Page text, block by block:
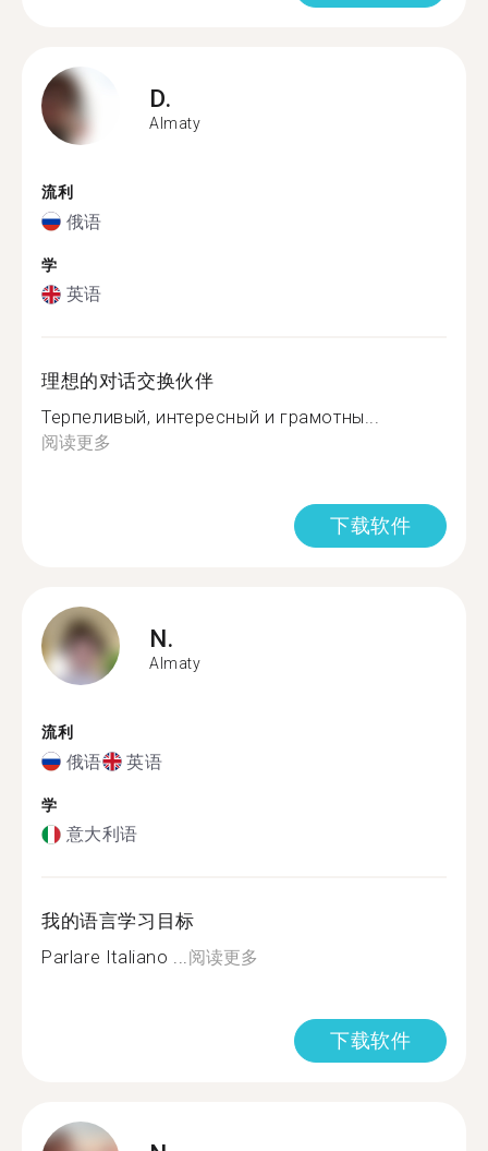
D.
Almaty
流利
俄语
学
英语
理想的对话交换伙伴
Терпеливый, интересный и грамотны...
阅读更多
下载软件
N.
Almaty
流利
俄语 英语
学
意大利语
我的语言学习目标
Parlare Italiano ...阅读更多
下载软件